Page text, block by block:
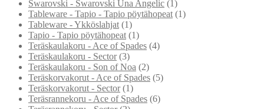
Swarovski - Swarovski Una Angelic (1)
Tableware - Tapio - Tapio pöytähopeat (1)
Tableware - Ykköslahjat (1)
Tapio - Tapio pöytähopeat (1)
Teräskaulakoru - Ace of Spades (4)
Teräskaulakoru - Sector (3)
Teräskaulakoru - Son of Noa (2)
Teräskorvakorut - Ace of Spades (5)
Teräskorvakorut - Sector (1)
Teräsrannekoru - Ace of Spades (6)